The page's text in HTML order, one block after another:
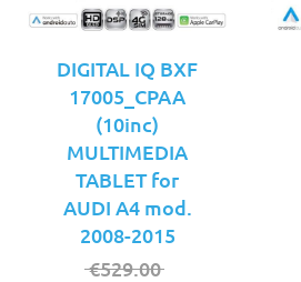
DIGITAL IQ BXF
17005_CPAA
(10inc)
MULTIMEDIA
TABLET for
AUDI A4 mod.
2008-2015
€529.00